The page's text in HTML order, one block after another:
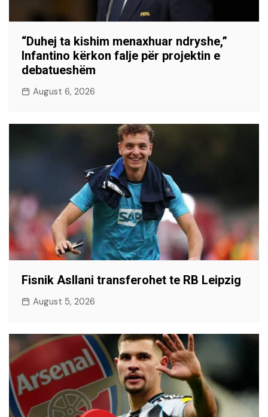
“Duhej ta kishim menaxhuar ndryshe,”
Infantino kërkon falje për projektin e
debatueshëm
August 6, 2026
Fisnik Asllani transferohet te RB Leipzig
August 5, 2026